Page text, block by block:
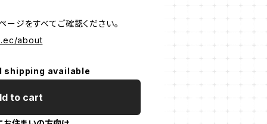
ジをすべてご確認ください。
about
shipping available
to cart